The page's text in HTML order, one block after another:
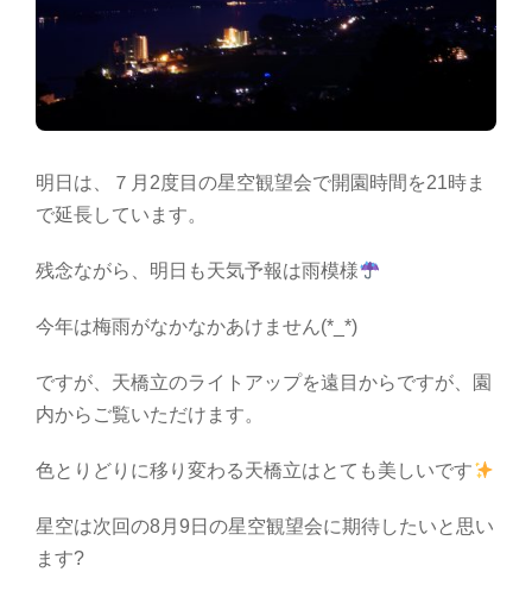
明日は、７月2度目の星空観望会で開園時間を21時ま
で延長しています。
残念ながら、明日も天気予報は雨模様
今年は梅雨がなかなかあけません(*_*)
ですが、天橋立のライトアップを遠目からですが、園
内からご覧いただけます。
色とりどりに移り変わる天橋立はとても美しいです
星空は次回の8月9日の星空観望会に期待したいと思い
ます?